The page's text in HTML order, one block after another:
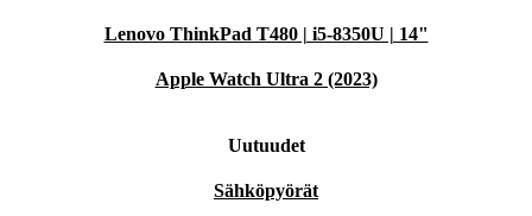
Lenovo ThinkPad T480 | i5-8350U | 14"
Apple Watch Ultra 2 (2023)
Uutuudet
Sähköpyörät